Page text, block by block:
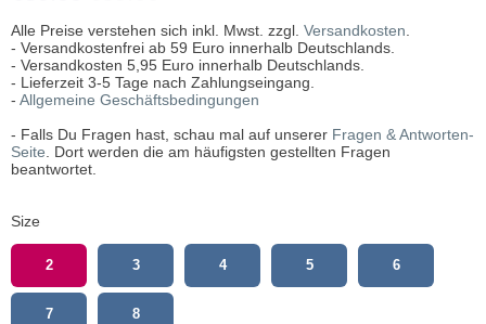
Alle Preise verstehen sich inkl. Mwst. zzgl. Versandkosten.
- Versandkostenfrei ab 59 Euro innerhalb Deutschlands.
- Versandkosten 5,95 Euro innerhalb Deutschlands.
- Lieferzeit 3-5 Tage nach Zahlungseingang.
- Allgemeine Geschäftsbedingungen
- Falls Du Fragen hast, schau mal auf unserer Fragen & Antworten-
Seite. Dort werden die am häufigsten gestellten Fragen
beantwortet.
Size
2 3 4 5 6
7 8